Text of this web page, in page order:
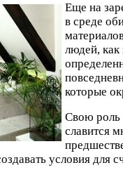
Еще на
в среде
людей, как
которые
Свою роль
славится
условия для